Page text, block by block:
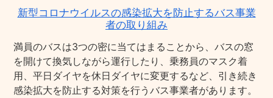
新型コロナウイルスの感染拡大を防止するバス事業
者の取り組み
満員のバスは3つの密に当てはまることから、バスの窓
を開けて換気しながら運行したり、乗務員のマスク着
用、平日ダイヤを休日ダイヤに変更するなど、引き続き
感染拡大を防止する対策を行うバス事業者があります。